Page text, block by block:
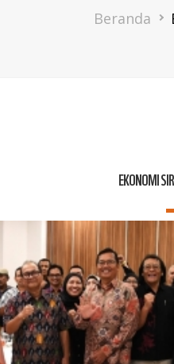
Beranda
EKONOMI